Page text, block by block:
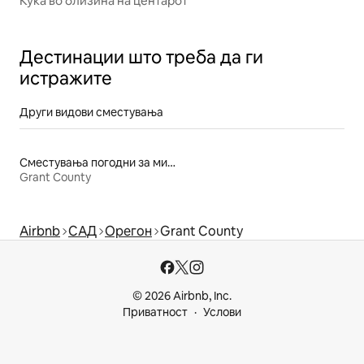
Дестинации што треба да ги
истражите
Други видови сместувања
Сместувања погодни за миленичиња
Grant County
Airbnb САД Орегон Grant County
© 2026 Airbnb, Inc.
Приватност
Услови